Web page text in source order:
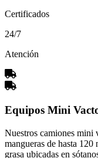
Certificados
24/7
Atención
Equipos Mini
Nuestros camiones mini
mangueras de hasta 120
grasa ubicadas en